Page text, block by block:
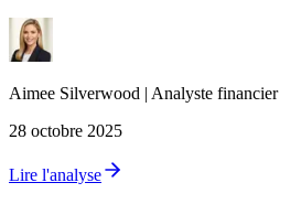
Aimee Silverwood | Analyste financier
28 octobre 2025
Lire l'analyse